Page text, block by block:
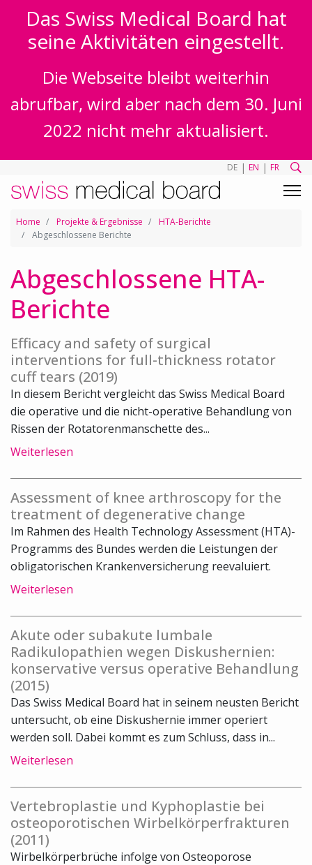
Das Swiss Medical Board hat
seine Aktivitäten eingestellt.
Die Webseite bleibt weiterhin
abrufbar, wird aber nach dem 30. Juni
2022 nicht mehr aktualisiert.
DE | EN | FR
Home Projekte & Ergebnisse
HTA-Berichte
Abgeschlossene Berichte
Abgeschlossene HTA-
Berichte
Efficacy and safety of surgical
interventions for full-thickness rotator
cuff tears (2019)
In diesem Bericht vergleicht das Swiss Medical Board
die operative und die nicht-operative Behandlung von
Rissen der Rotatorenmanschette des...
Weiterlesen
Assessment of knee arthroscopy for the
treatment of degenerative change
Im Rahmen des Health Technology Assessment (HTA)-
Programms des Bundes werden die Leistungen der
obligatorischen Krankenversicherung reevaluiert.
Weiterlesen
Akute oder subakute lumbale
Radikulopathien wegen Diskushernien:
konservative versus operative Behandlung
(2015)
Das Swiss Medical Board hat in seinem neusten Bericht
untersucht, ob eine Diskushernie immer operiert
werden soll. Dabei kommt es zum Schluss, dass in...
Weiterlesen
Vertebroplastie und Kyphoplastie bei
osteoporotischen Wirbelkörperfrakturen
(2011)
Wirbelkörperbrüche infolge von Osteoporose